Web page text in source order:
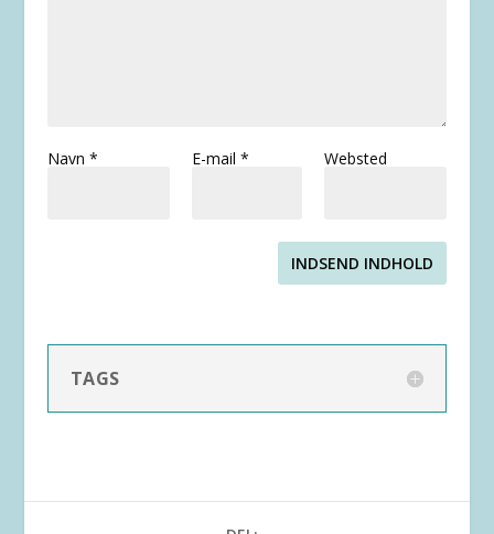
Navn * E-mail * Websted
INDSEND INDHOLD
TAGS